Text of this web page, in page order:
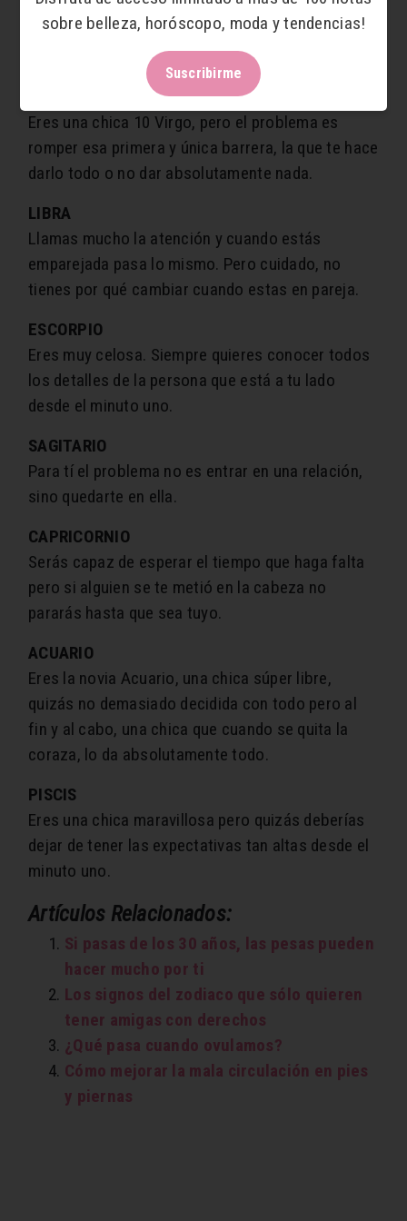
No te gusta ser ignorada y cuando quieres a
alguien sólo te apetece verlo bien, verlo feliz, y
harás lo que sea para que así pase.
Eres una chica 10 Virgo, pero el problema es
romper esa primera y única barrera, la que te hace
darlo todo o no dar absolutamente nada.
LIBRA
Llamas mucho la atención y cuando estás
emparejada pasa lo mismo. Pero cuidado, no
tienes por qué cambiar cuando estas en pareja.
ESCORPIO
Eres muy celosa. Siempre quieres conocer todos
los detalles de la persona que está a tu lado
desde el minuto uno.
SAGITARIO
Para tí el problema no es entrar en una relación,
sino quedarte en ella.
CAPRICORNIO
Serás capaz de esperar el tiempo que haga falta
pero si alguien se te metió en la cabeza no
pararás hasta que sea tuyo.
ACUARIO
Eres la novia Acuario, una chica súper libre,
quizás no demasiado decidida con todo pero al
fin y al cabo, una chica que cuando se quita la
coraza, lo da absolutamente todo.
PISCIS
Eres una chica maravillosa pero quizás deberías
dejar de tener las expectativas tan altas desde el
minuto uno.
Artículos Relacionados:
Si pasas de los 30 años, las pesas pueden
hacer mucho por ti
Los signos del zodiaco que sólo quieren
tener amigas con derechos
¿Qué pasa cuando ovulamos?
Cómo mejorar la mala circulación en pies
y piernas
sobre belleza, horóscopo, moda y tendencias!
Suscribirme